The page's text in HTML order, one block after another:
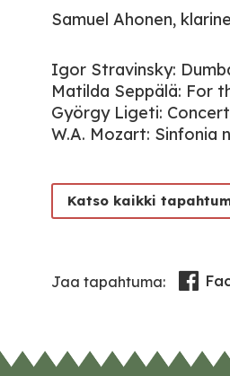
Samuel Ahonen,
Igor Stravinsky:
Matilda Seppälä: For
György Ligeti:
W.A. Mozart: Sinfonia
Katso kaikki
Jaa tapahtuma: